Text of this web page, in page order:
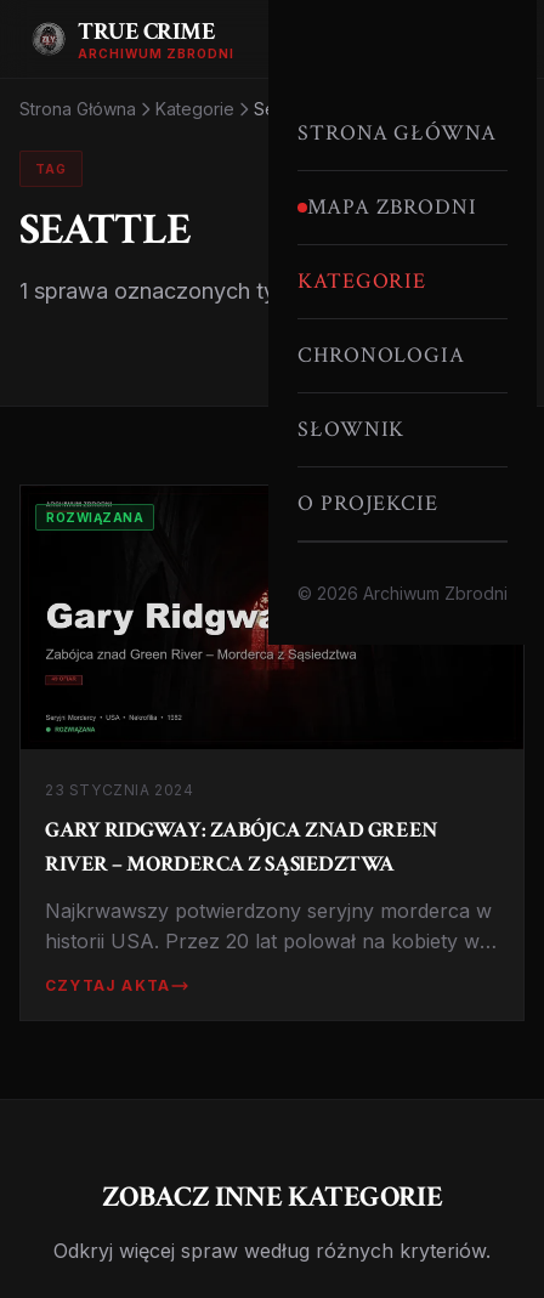
TRUE CRIME
ARCHIWUM ZBRODNI
STRONA GŁÓWNA
MAPA ZBRODNI
KATEGORIE
CHRONOLOGIA
SŁOWNIK
O PROJEKCIE
© 2026 Archiwum Zbrodni
Strona Główna Kategorie Seattle
TAG
SEATTLE
1 sprawa oznaczonych tym tagiem.
ROZWIĄZANA SERYJNI MORDERCY
23 STYCZNIA 2024
GARY RIDGWAY: ZABÓJCA ZNAD GREEN
RIVER – MORDERCA Z SĄSIEDZTWA
Najkrwawszy potwierdzony seryjny morderca w
historii USA. Przez 20 lat polował na kobiety w
CZYTAJ AKTA
ZOBACZ INNE KATEGORIE
Odkryj więcej spraw według różnych kryteriów.